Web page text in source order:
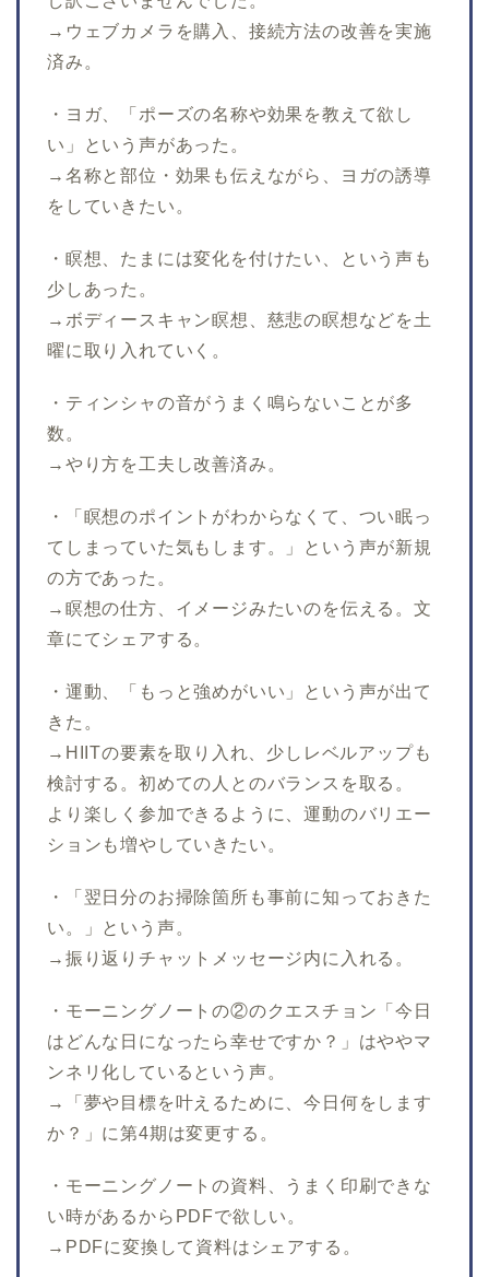
→ウェブカメラを購入、接続方法の改善を実施
済み。
・ヨガ、「ポーズの名称や効果を教えて欲し
い」という声があった。
→名称と部位・効果も伝えながら、ヨガの誘導
をしていきたい。
・瞑想、たまには変化を付けたい、という声も
少しあった。
→ボディースキャン瞑想、慈悲の瞑想などを土
曜に取り入れていく。
・ティンシャの音がうまく鳴らないことが多
数。
→やり方を工夫し改善済み。
・「瞑想のポイントがわからなくて、つい眠っ
てしまっていた気もします。」という声が新規
の方であった。
→瞑想の仕方、イメージみたいのを伝える。文
章にてシェアする。
・運動、「もっと強めがいい」という声が出て
きた。
→HIITの要素を取り入れ、少しレベルアップも
検討する。初めての人とのバランスを取る。
より楽しく参加できるように、運動のバリエー
ションも増やしていきたい。
・「翌日分のお掃除箇所も事前に知っておきた
い。」という声。
→振り返りチャットメッセージ内に入れる。
・モーニングノートの②のクエスチョン「今日
はどんな日になったら幸せですか？」はややマ
ンネリ化しているという声。
→「夢や目標を叶えるために、今日何をします
か？」に第4期は変更する。
・モーニングノートの資料、うまく印刷できな
い時があるからPDFで欲しい。
→PDFに変換して資料はシェアする。